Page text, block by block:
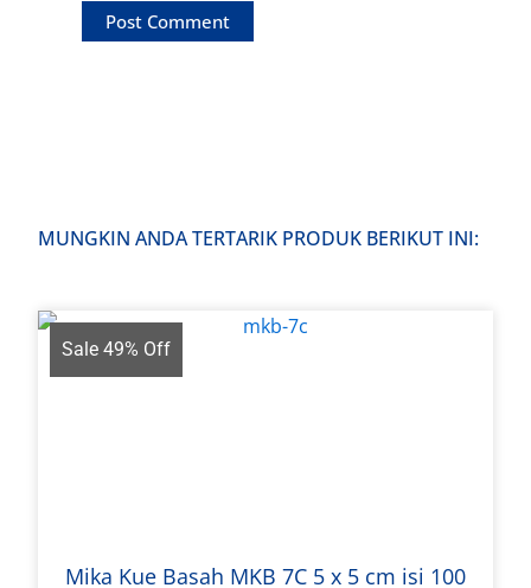
MUNGKIN ANDA TERTARIK PRODUK BERIKUT INI:
Sale 49% Off
Mika Kue Basah MKB 7C 5 x 5 cm isi 100